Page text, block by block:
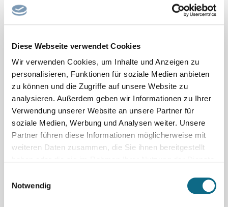
Diese Webseite verwendet Cookies
Wir verwenden Cookies, um Inhalte und Anzeigen zu
personalisieren, Funktionen für soziale Medien anbieten
zu können und die Zugriffe auf unsere Website zu
analysieren. Außerdem geben wir Informationen zu Ihrer
Verwendung unserer Website an unsere Partner für
soziale Medien, Werbung und Analysen weiter. Unsere
Partner führen diese Informationen möglicherweise mit
weiteren Daten zusammen, die Sie ihnen bereitgestellt
Notwendig
Perspektive – Stärkung deiner Kompetenzen –
Aufgaben & Perspektiven: – Der Bau...
PARS Architekten GmbH
Spitalfacharzt / Spitalfachärztin Pädiatrie
Oberarzt oder Spitalfacharzt (m/w/d) 60 - 100% (Psychiatrie oder
Pädiatrie) Heilpädagogisch-Psychiatrische Fachstelle (HPF)
Bereich Kinder und Jugend mit Störung der intellektuellen
Entwicklung, Klinik Luzern Per 1. November 2026 oder nach
Vereinbarung Ihre Aufgaben - Ambulante Tätigkeit im...
Co-Chefarzt / Chefärztin mit Option Chefarzt /